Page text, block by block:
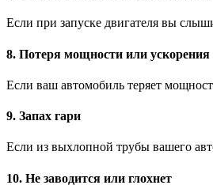
Если при запуске двигателя вы
8. Потеря мощности или ускорения
Если ваш автомобиль теряет
9. Запах гари
Если из выхлопной трубы вашего
10. Не заводится или глохнет